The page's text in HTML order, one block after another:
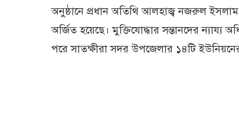
অনুষ্ঠানে প্রধান অতিথি আলহাজ্ব নজরুল ইসলাম
অর্জিত হয়েছে। মুক্তিযোদ্ধার সন্তানদের ন্যায্য
পরে সাতক্ষীরা সদর উপজেলার ১৪টি